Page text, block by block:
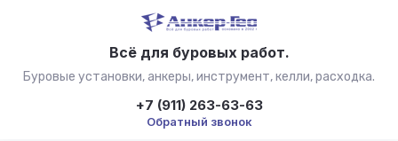
Всё для буровых работ.
Буровые установки, анкеры, инструмент, келли, расходка.
+7 (911) 263-63-63
Обратный звонок